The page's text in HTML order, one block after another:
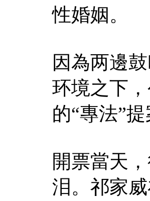
性婚姻。
因為两邊
环境之下
的“專法”提
開票當天
泪。祁家